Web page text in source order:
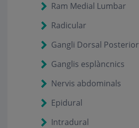
Ram Medial Lumbar
Radicular
Gangli Dorsal Posterior
Ganglis esplàncnics
Nervis abdominals
Epidural
Intradural